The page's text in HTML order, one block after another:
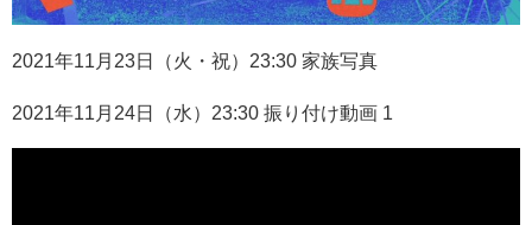
2021 年11 月 23日（火・祝） 23:30 家族写真
2021 年11 月 24日（水） 23:30 振り付け動画 1